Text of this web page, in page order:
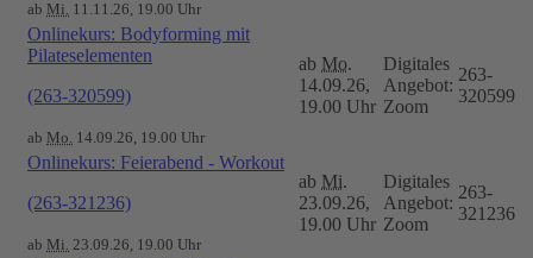
ab Mi. 11.11.26, 19.00 Uhr
Onlinekurs: Bodyforming mit
Pilateselementen
(263-320599)
ab Mo. 14.09.26, 19.00 Uhr
ab Mo.
14.09.26,
19.00 Uhr
Digitales
Angebot:
Zoom
263-
320599
Onlinekurs: Feierabend - Workout
(263-321236)
ab Mi. 23.09.26, 19.00 Uhr
ab Mi.
23.09.26,
19.00 Uhr
Digitales
Angebot:
Zoom
263-
321236